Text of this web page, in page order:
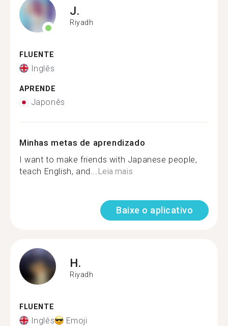
J.
Riyadh
FLUENTE
Inglês
APRENDE
Japonês
Minhas metas de aprendizado
I want to make friends with Japanese people,
teach English, and...Leia mais
Baixe o aplicativo
H.
Riyadh
FLUENTE
Inglês Emoji